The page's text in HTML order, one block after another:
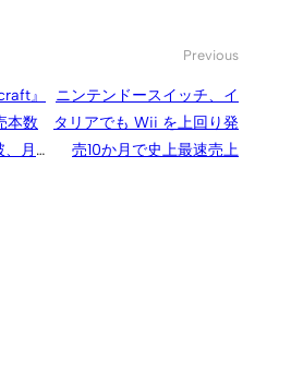
』
本数
月
Previous
ニンテンドースイッチ、イ
タリアでも Wii を上回り発
売10か月で史上最速売上